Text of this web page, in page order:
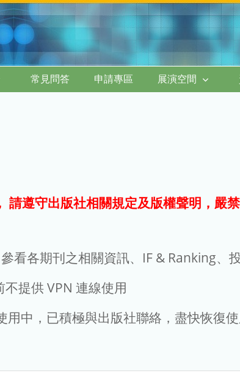
常見問答 申請專區 展演空間
請遵守出版社相關規定及版權聲明，嚴
看各期刊之相關資訊、IF & Ranking、
不提供 VPN 連線使用
用中，已積極與出版社聯絡，盡快恢復